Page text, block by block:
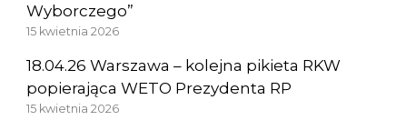
Wyborczego”
15 kwietnia 2026
18.04.26 Warszawa – kolejna pikieta RKW
popierająca WETO Prezydenta RP
15 kwietnia 2026